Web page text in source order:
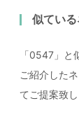
似てい
「0547」と
ご紹介した
てご提案致し